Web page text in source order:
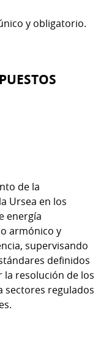
y obligatorio.
de la
Ursea en los
energía
armónico y
supervisando
definidos
la resolución de los
sectores regulados